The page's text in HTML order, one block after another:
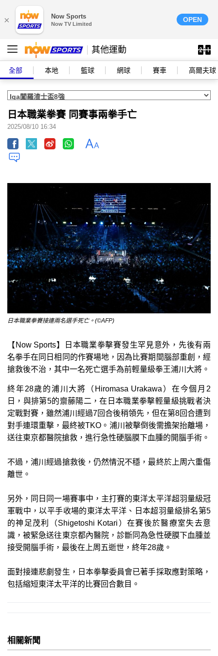
× Now Sports
Now TV Limited
OPEN
其他運動
全部 本地 籃球 網球 賽車 高爾夫球
日本職業拳賽 同賽事兩拳手亡
2025/08/10 16:34
日本職業拳賽接連兩名選手死亡。(©AFP)
【Now Sports】日本職業拳擊賽發生罕見意外，先後有兩
名拳手在同日相同的作賽場地，因為比賽期間腦部重創，經
搶救後不治，其中一名死亡選手為前輕量級拳王浦川大將。
終年28歲的浦川大將（Hiromasa Urakawa）在今個月2
日，與排第5的齋藤陽二，在日本職業拳擊輕量級挑戰者決
定戰對賽，雖然浦川經過7回合後稍領先，但在第8回合遭到
對手連環重擊，最終被TKO。浦川被擊倒後需擔架抬離場，
送往東京都醫院搶救，進行急性硬腦膜下血腫的開腦手術。
不過，浦川經過搶救後，仍然情況不穩，最終於上周六重傷
離世。
另外，同日同一場賽事中，主打賽的東洋太平洋超羽量級冠
軍戰中，以平手收場的東洋太平洋、日本超羽量級排名第5
的神足茂利（Shigetoshi Kotari）在賽後於醫療室失去意
識，被緊急送往東京都內醫院，診斷同為急性硬膜下血腫並
接受開腦手術，最後在上周五逝世，終年28歲。
面對接連悲劇發生，日本拳擊委員會已著手採取應對策略，
包括縮短東洋太平洋的比賽回合數目。
相關新聞